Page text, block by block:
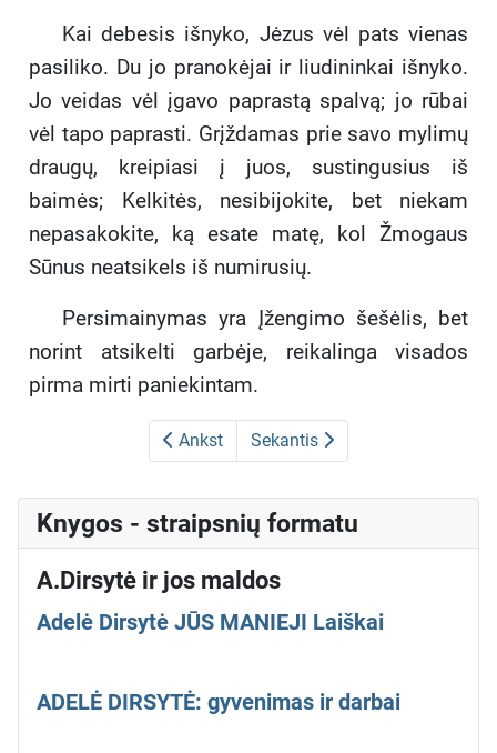
Kai debesis išnyko, Jėzus vėl pats vienas
pasiliko. Du jo pranokėjai ir liudininkai išnyko.
Jo veidas vėl įgavo paprastą spalvą; jo rūbai
vėl tapo paprasti. Grįždamas prie savo mylimų
draugų, kreipiasi į juos, sustingusius iš
baimės; Kelkitės, nesibijokite, bet niekam
nepasakokite, ką esate matę, kol Žmogaus
Sūnus neatsikels iš numirusių.
Persimainymas yra Įžengimo šešėlis, bet
norint atsikelti garbėje, reikalinga visados
pirma mirti paniekintam.
Ankst Sekantis
Knygos - straipsnių formatu
A.Dirsytė ir jos maldos
Adelė Dirsytė JŪS MANIEJI Laiškai
ADELĖ DIRSYTĖ: gyvenimas ir darbai